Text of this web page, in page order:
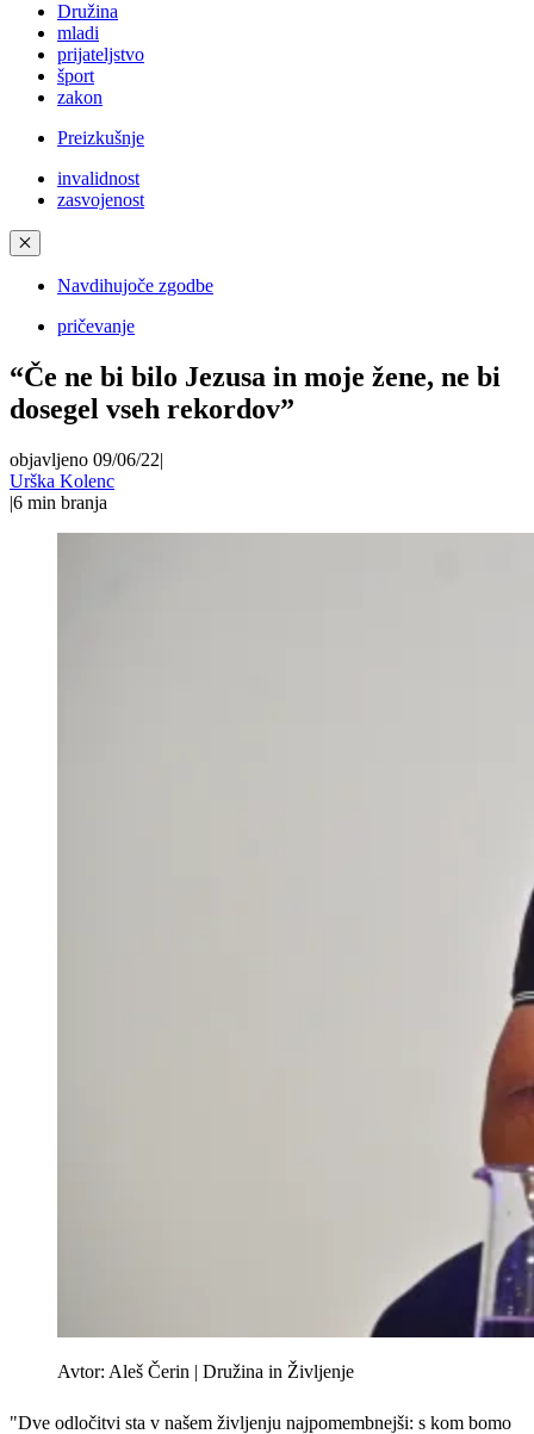
Družina
mladi
prijateljstvo
šport
zakon
Preizkušnje
invalidnost
zasvojenost
✕
Navdihujoče zgodbe
pričevanje
“Če ne bi bilo Jezusa in moje žene, ne bi
dosegel vseh rekordov”
objavljeno 09/06/22|
Urška Kolenc
|6 min branja
Avtor: Aleš Čerin | Družina in Življenje
"Dve odločitvi sta v našem življenju najpomembnejši: s kom bomo